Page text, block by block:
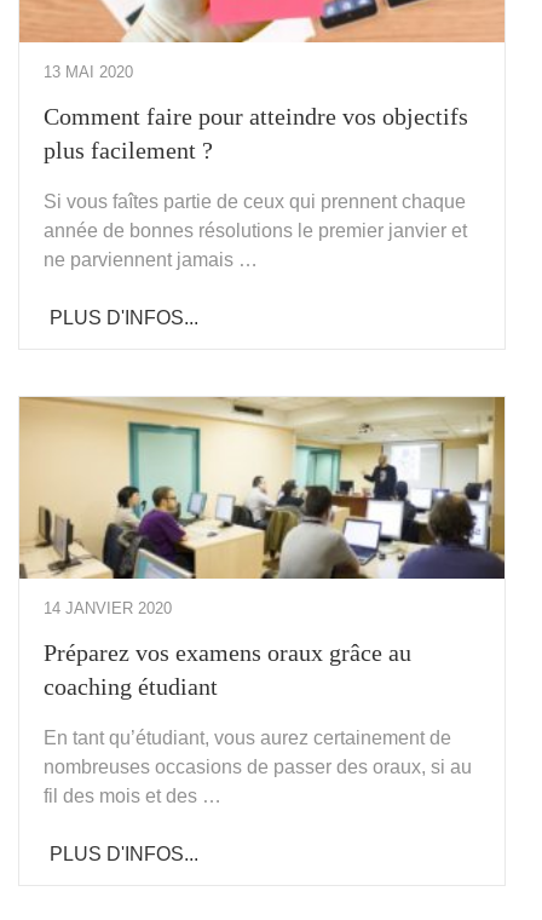
13 MAI 2020
Comment faire pour atteindre vos objectifs
plus facilement ?
Si vous faîtes partie de ceux qui prennent chaque
année de bonnes résolutions le premier janvier et
ne parviennent jamais …
PLUS D'INFOS...
14 JANVIER 2020
Préparez vos examens oraux grâce au
coaching étudiant
En tant qu’étudiant, vous aurez certainement de
nombreuses occasions de passer des oraux, si au
fil des mois et des …
PLUS D'INFOS...